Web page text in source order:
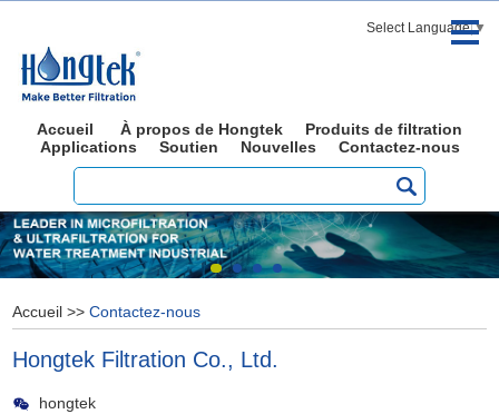
Select Language ▼
Accueil À propos de Hongtek
Produits de filtration
Applications
Soutien Nouvelles Contactez-nous
Accueil >>Contactez-nous
Hongtek Filtration Co., Ltd.
hongtek